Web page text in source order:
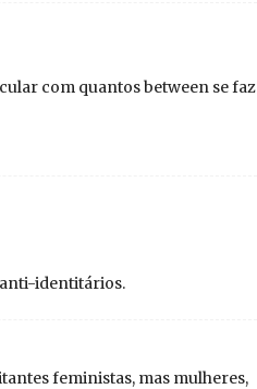
com quantos between se faz
anti-identitários.
feministas, mas mulheres,